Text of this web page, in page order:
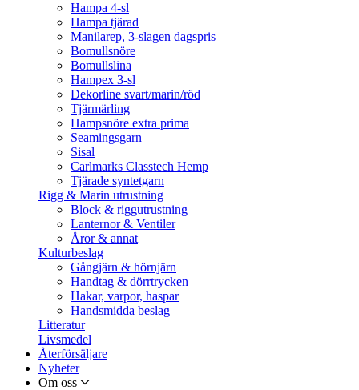
Hampa 4-sl
Hampa tjärad
Manilarep, 3-slagen dagspris
Bomullsnöre
Bomullslina
Hampex 3-sl
Dekorline svart/marin/röd
Tjärmärling
Hampsnöre extra prima
Seamingsgarn
Sisal
Carlmarks Classtech Hemp
Tjärade syntetgarn
Rigg & Marin utrustning
Block & riggutrustning
Lanternor & Ventiler
Åror & annat
Kulturbeslag
Gångjärn & hörnjärn
Handtag & dörrtrycken
Hakar, varpor, haspar
Handsmidda beslag
Litteratur
Livsmedel
Återförsäljare
Nyheter
Om oss